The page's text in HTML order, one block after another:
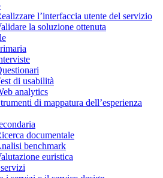
l’interfaccia utente del servizio
la soluzione ottenuta
di usabilità
analytics
di mappatura dell’esperienza
documentale
benchmark
euristica